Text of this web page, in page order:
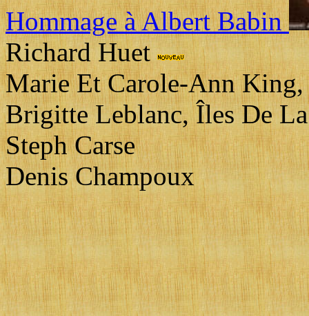
Hommage à Albert Babin
Richard Huet
Marie Et Carole-Ann
Brigitte Leblanc, Îles De
Steph Carse
Denis Champoux